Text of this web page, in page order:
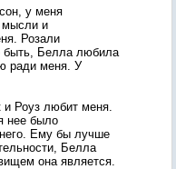
у меня
мысли и
Розали
быть, Белла любила
ради меня. У
Роуз любит меня.
нее было
Ему бы лучше
Белла
она является.